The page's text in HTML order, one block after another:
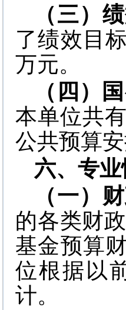
（三）
了绩效目
万元。
（四）
本单位共
公共预算
六、专
（一）
的各类财
基金预算
位根据以
计。